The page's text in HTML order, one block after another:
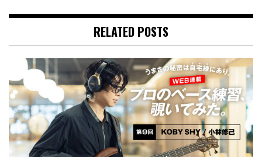
RELATED POSTS